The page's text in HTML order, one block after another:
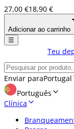
27,00 €18,90 €
Adicionar ao carrinho
☰
Teu
Enviar paraPortugal
Português
Clínica